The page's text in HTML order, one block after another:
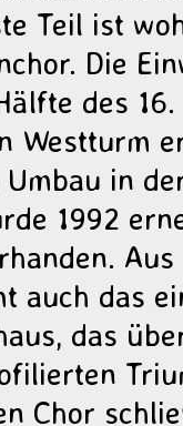
Teil ist
Die
des
Westturm
in
1992
auch das
das
Chor